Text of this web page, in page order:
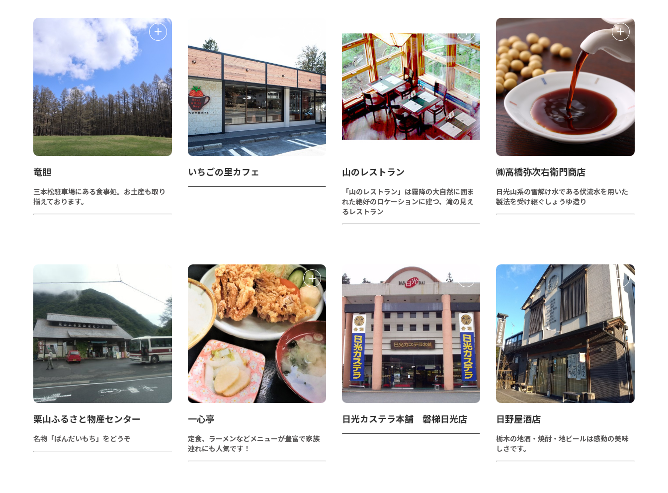
竜胆
三本松駐車場にある食事処。お土産も取り
揃えております。
いちごの里カフェ 山のレストラン
「山のレストラン」は霧降の大自然に囲ま
れた絶好のロケーションに建つ、滝の見え
るレストラン
㈱高橋弥次右衛門商店
日光山系の雪解け水である伏流水を用いた
製法を受け継ぐしょうゆ造り
栗山ふるさと物産センター
名物「ばんだいもち」をどうぞ
一心亭
定食、ラーメンなどメニューが豊富で家族
連れにも人気です！
日光カステラ本舗 磐梯日光店 日野屋酒店
栃木の地酒・焼酎・地ビールは感動の美味
しさです。